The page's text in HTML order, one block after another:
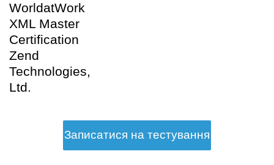
WorldatWork
XML Master
Certification
Zend
Technologies,
Ltd.
Записатися на тестування